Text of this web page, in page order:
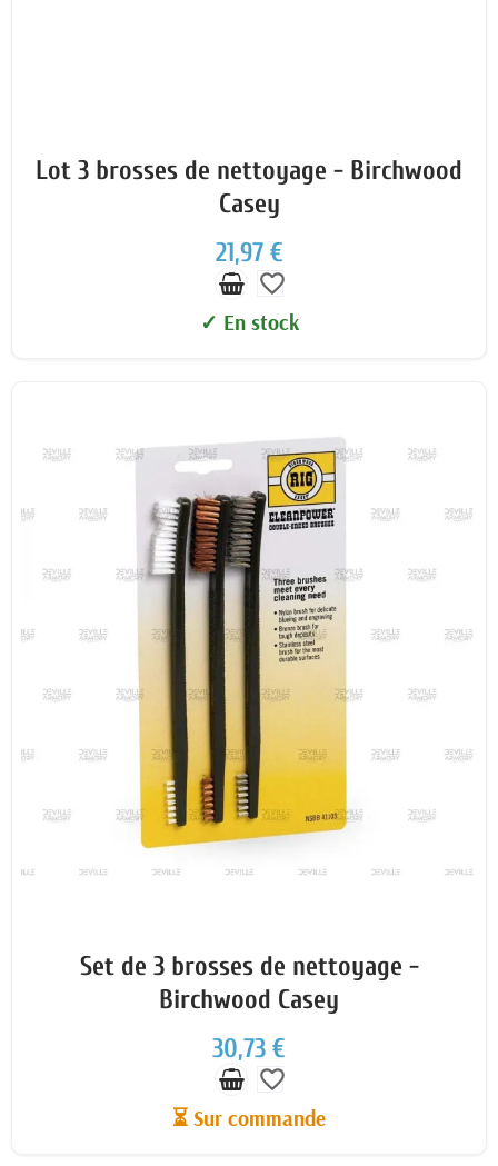
Lot 3 brosses de nettoyage - Birchwood
Casey
21,97 €
favorite_border
✓ En stock
Set de 3 brosses de nettoyage -
Birchwood Casey
30,73 €
favorite_border
⏳ Sur commande